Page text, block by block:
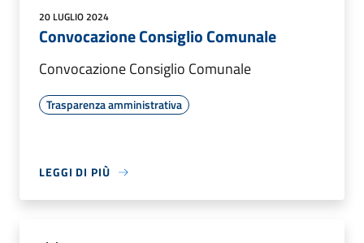
20 LUGLIO 2024
Convocazione Consiglio Comunale
Convocazione Consiglio Comunale
Trasparenza amministrativa
LEGGI DI PIÙ